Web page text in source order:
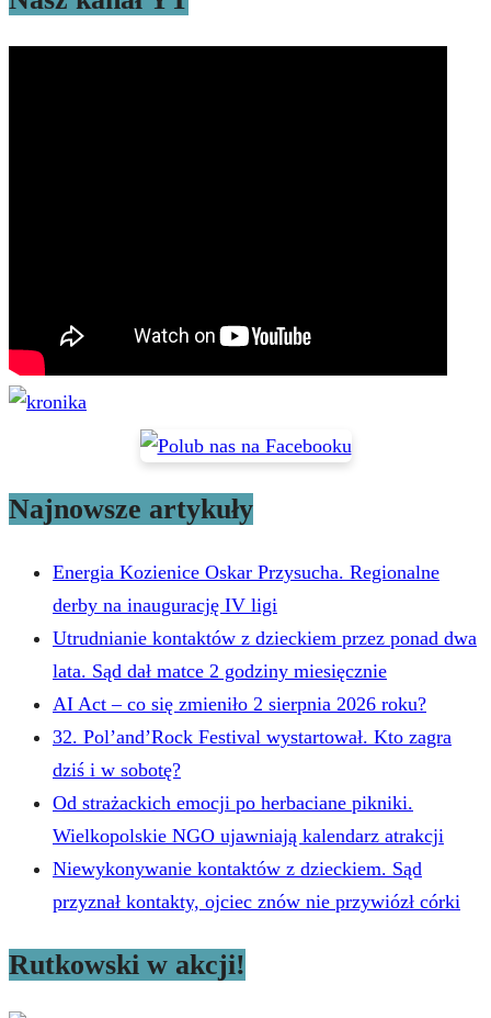
Najnowsze artykuły
Energia Kozienice Oskar Przysucha. Regionalne
derby na inaugurację IV ligi
Utrudnianie kontaktów z dzieckiem przez ponad dwa
lata. Sąd dał matce 2 godziny miesięcznie
AI Act – co się zmieniło 2 sierpnia 2026 roku?
32. Pol’and’Rock Festival wystartował. Kto zagra
dziś i w sobotę?
Od strażackich emocji po herbaciane pikniki.
Wielkopolskie NGO ujawniają kalendarz atrakcji
Niewykonywanie kontaktów z dzieckiem. Sąd
przyznał kontakty, ojciec znów nie przywiózł córki
Rutkowski w akcji!